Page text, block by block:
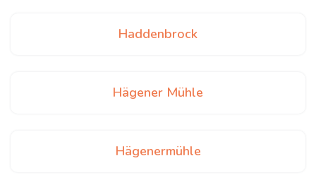
Haddenbrock
Hägener Mühle
Hägenermühle